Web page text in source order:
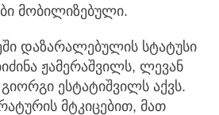
მობილიზებული.
დაზარალებულის სტატუსი
ჟამერაშვილს, ლევან
ესტატიშვილს აქვს.
მტკიცებით, მათ